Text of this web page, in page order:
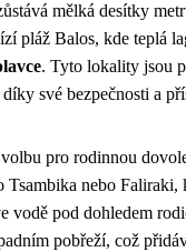
mělká desítky
pláž Balos, kde teplá
. Tyto lokality jsou
své bezpečnosti a
pro rodinnou
nebo Faliraki,
vodě pod dohledem
pobřeží, což